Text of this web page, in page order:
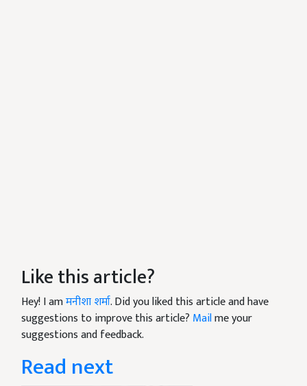
Like this article?
Hey! I amमनीशा शर्मा. Did you liked this article and have
suggestions to improve this article? Mailme your
suggestions and feedback.
Read next